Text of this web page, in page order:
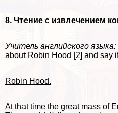
8. Чтение с извлечением
Учитель английского языка:
about Robin Hood [2] and say
Robin Hood.
At that time the great mass of